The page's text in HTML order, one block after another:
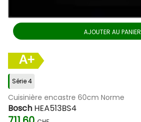
AJOUTER AU PANIER
A+
Série 4
Cuisinière encastre 60cm Norme
Bosch HEA513BS4